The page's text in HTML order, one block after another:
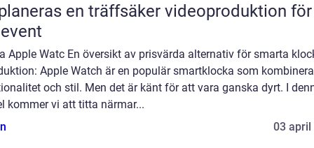
en träffsäker videoproduktion för
Apple Watc En översikt av prisvärda alternativ för smarta
Apple Watch är en populär smartklocka som
och stil. Men det är känt för att vara ganska dyrt. I
kommer vi att titta närmar...
03 april